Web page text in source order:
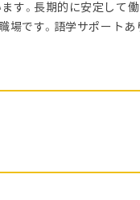
す。長期的に安定して
です。語学サポートあ